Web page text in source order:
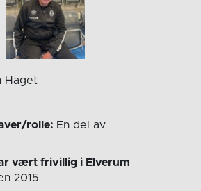
Haget
rolle: En del av
vært frivillig i Elverum
2015